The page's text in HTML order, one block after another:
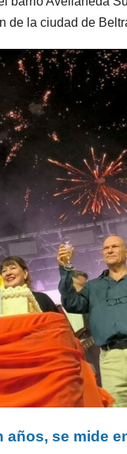
de la ciudad de
se mide